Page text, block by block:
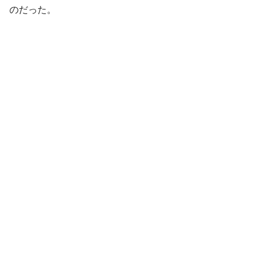
のだった。